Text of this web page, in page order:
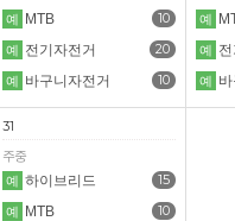
10
예
MTB
20
예 전기자전거
10
예 바구니자전거
예
예
예
31
주중
15
예 하이브리드
10
예
MTB